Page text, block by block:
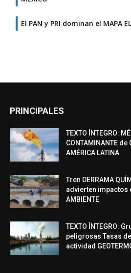
El PAN y PRI dominan el MAPA
PRINCIPALES
TEXTO ÍNTEGRO:
CONTAMINANTE de
AMÉRICA LATINA
Tren DERRAMA
advierten impactos
AMBIENTE
TEXTO ÍNTEGRO:
peligrosas Tasas de
actividad